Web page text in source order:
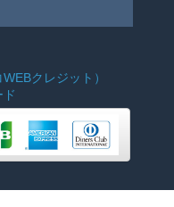
WEBクレジット）